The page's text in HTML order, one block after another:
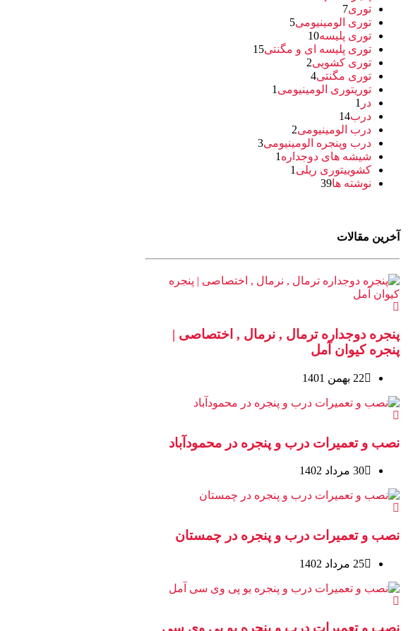
توری7
توری الومینیومی5
توری پلیسه10
توری پلیسه ای و مگنتی15
توری کشویی2
توری مگنتی4
توریتوری الومینیومی 1
در 1
درب14
درب الومینیومی2
درب وپنجره الومینیومی3
شیشه های دوجداره 1
کشوییتوری ریلی 1
نوشته ها39
آخرین مقالات
پنجره دوجداره ترمال , نرمال , اختصاصی |
پنجره کیوان آمل
22 بهمن 1401
نصب و تعمیرات درب و پنجره در محمودآباد
30 مرداد 1402
نصب و تعمیرات درب و پنجره در چمستان
25 مرداد 1402